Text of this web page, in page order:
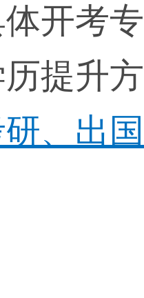
开考
提升
、出